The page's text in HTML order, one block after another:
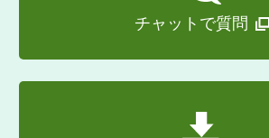
チャットで質問